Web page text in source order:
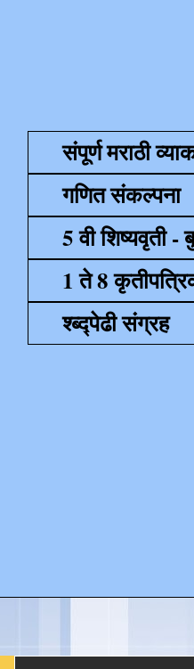
संपूर्ण मराठी
गणित संकल्पना
5 वी शिष्यवृती -
1 ते 8
श्ब्द्पेढी संग्रह